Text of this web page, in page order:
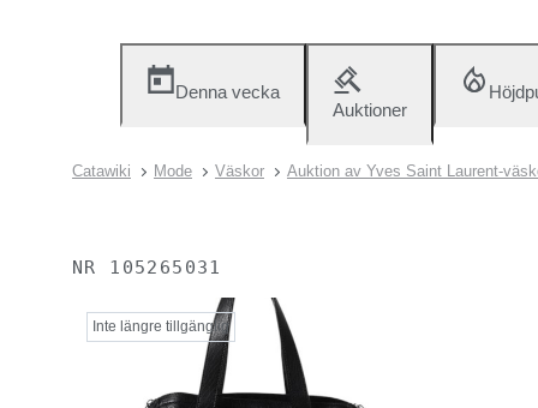
Denna vecka
Auktioner
Catawiki Mode Väskor Auktion av Yves Saint Laurent-
NR 105265031
Inte längre tillgänglig